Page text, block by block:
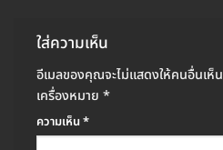
ใส่ความเห็น
อีเมลของคุณจะไม่แสดงให้คนอื่นเห็น
เครื่องหมาย *
ความเห็น*